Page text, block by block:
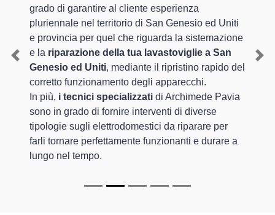
grado di garantire al cliente esperienza
pluriennale nel territorio di San Genesio ed Uniti
e provincia per quel che riguarda la sistemazione
e la riparazione della tua lavastoviglie a San
Genesio ed Uniti, mediante il ripristino rapido del
corretto funzionamento degli apparecchi.
In più, i tecnici specializzati di Archimede Pavia
sono in grado di fornire interventi di diverse
tipologie sugli elettrodomestici da riparare per
farli tornare perfettamente funzionanti e durare a
lungo nel tempo.
Previous